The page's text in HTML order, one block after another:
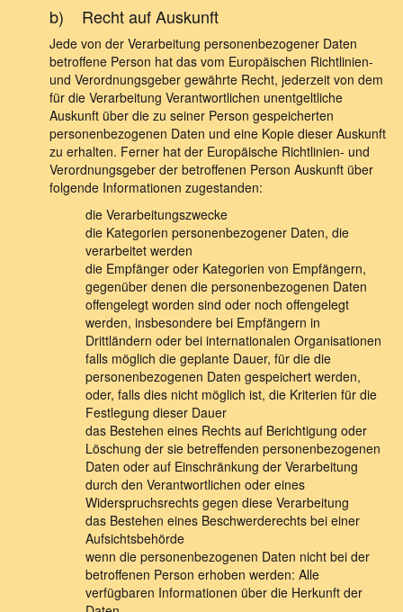
b) Recht auf Auskunft
Jede von der Verarbeitung personenbezogener Daten
betroffene Person hat das vom Europäischen Richtlinien-
und Verordnungsgeber gewährte Recht, jederzeit von dem
für die Verarbeitung Verantwortlichen unentgeltliche
Auskunft über die zu seiner Person gespeicherten
personenbezogenen Daten und eine Kopie dieser Auskunft
zu erhalten. Ferner hat der Europäische Richtlinien- und
Verordnungsgeber der betroffenen Person Auskunft über
folgende Informationen zugestanden:
die Verarbeitungszwecke
die Kategorien personenbezogener Daten, die
verarbeitet werden
die Empfänger oder Kategorien von Empfängern,
gegenüber denen die personenbezogenen Daten
offengelegt worden sind oder noch offengelegt
werden, insbesondere bei Empfängern in
Drittländern oder bei internationalen Organisationen
falls möglich die geplante Dauer, für die die
personenbezogenen Daten gespeichert werden,
oder, falls dies nicht möglich ist, die Kriterien für die
Festlegung dieser Dauer
das Bestehen eines Rechts auf Berichtigung oder
Löschung der sie betreffenden personenbezogenen
Daten oder auf Einschränkung der Verarbeitung
durch den Verantwortlichen oder eines
Widerspruchsrechts gegen diese Verarbeitung
das Bestehen eines Beschwerderechts bei einer
Aufsichtsbehörde
wenn die personenbezogenen Daten nicht bei der
betroffenen Person erhoben werden: Alle
verfügbaren Informationen über die Herkunft der